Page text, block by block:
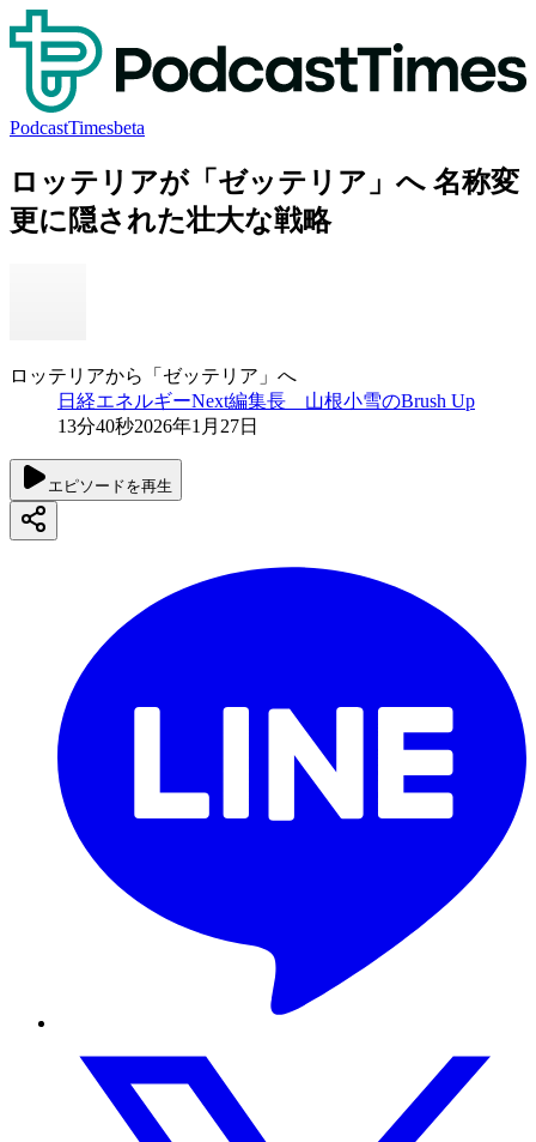
PodcastTimesbeta
ロッテリアが「ゼッテリア」へ 名称変
更に隠された壮大な戦略
ロッテリアから「ゼッテリア」へ
日経エネルギーNext編集長 山根小雪のBrush Up
13分40秒2026年1月27日
エピソードを再生